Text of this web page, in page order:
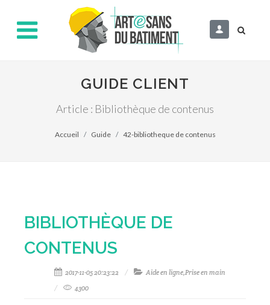
GUIDE CLIENT
Article : Bibliothèque de contenus
Accueil Guide 42-bibliotheque de contenus
BIBLIOTHÈQUE DE
CONTENUS
2017-11-05 20:23:22
Aide en ligne,Prise en main
4300